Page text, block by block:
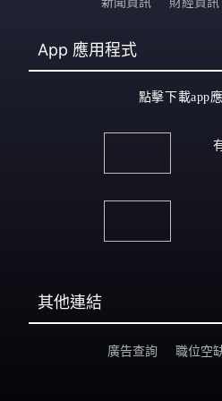
App 應用程式
點擊下載app
其他連結
廣告查詢 職位空